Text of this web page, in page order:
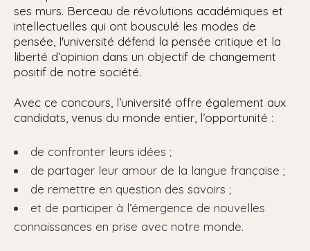
ses murs. Berceau de révolutions académiques et
intellectuelles qui ont bousculé les modes de
pensée, l'université défend la pensée critique et la
liberté d’opinion dans un objectif de changement
positif de notre société.
Avec ce concours, l’université offre également aux
candidats, venus du monde entier, l’opportunité :
de confronter leurs idées ;
de partager leur amour de la langue française ;
de remettre en question des savoirs ;
et de participer à l’émergence de nouvelles
connaissances en prise avec notre monde.